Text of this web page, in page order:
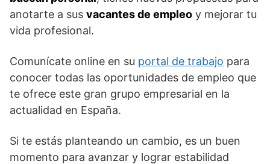
anotarte a sus vacantes de empleo y mejorar tu
vida profesional.
Comunícate online en su portal de trabajo para
conocer todas las oportunidades de empleo que
te ofrece este gran grupo empresarial en la
actualidad en España.
Si te estás planteando un cambio, es un buen
momento para avanzar y lograr estabilidad